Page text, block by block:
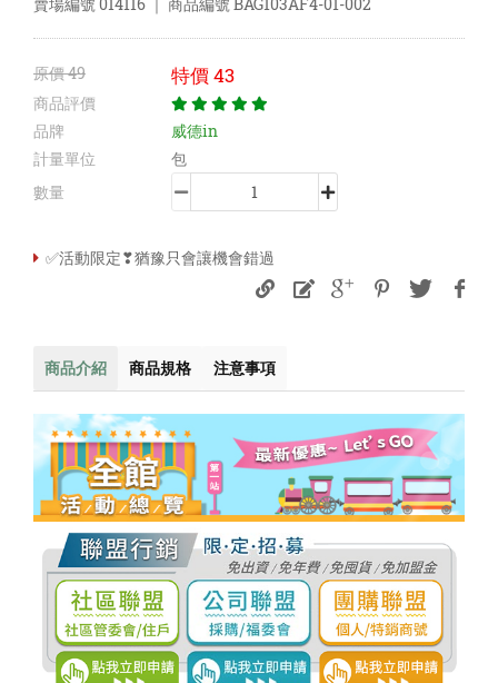
原價49 特價43
商品評價
品牌
威德in
計量單位
包
數量
✅活動限定❣猶豫只會讓機會錯過
商品介紹 商品規格 注意事項